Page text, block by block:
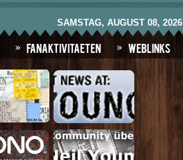
SAMSTAG, AUGUST 08, 2026
Fanaktivitaeten Weblinks